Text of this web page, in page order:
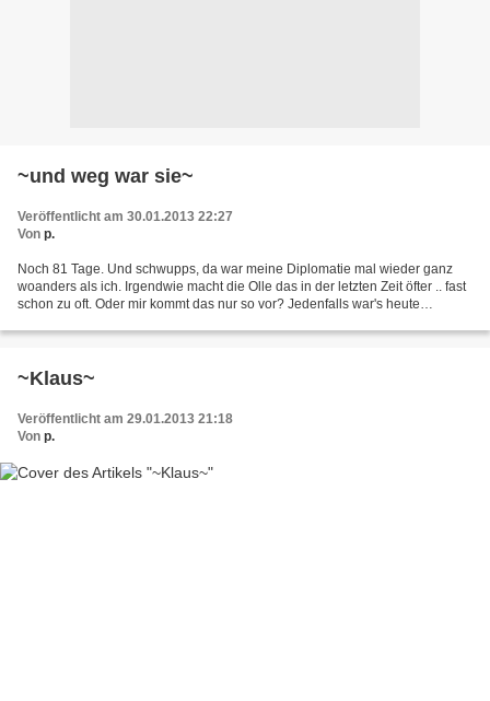
~und weg war sie~
Veröffentlicht am 30.01.2013 22:27
Von p.
Noch 81 Tage. Und schwupps, da war meine Diplomatie mal wieder ganz
woanders als ich. Irgendwie macht die Olle das in der letzten Zeit öfter .. fast
schon zu oft. Oder mir kommt das nur so vor? Jedenfalls war's heute
~Klaus~
Veröffentlicht am 29.01.2013 21:18
Von p.